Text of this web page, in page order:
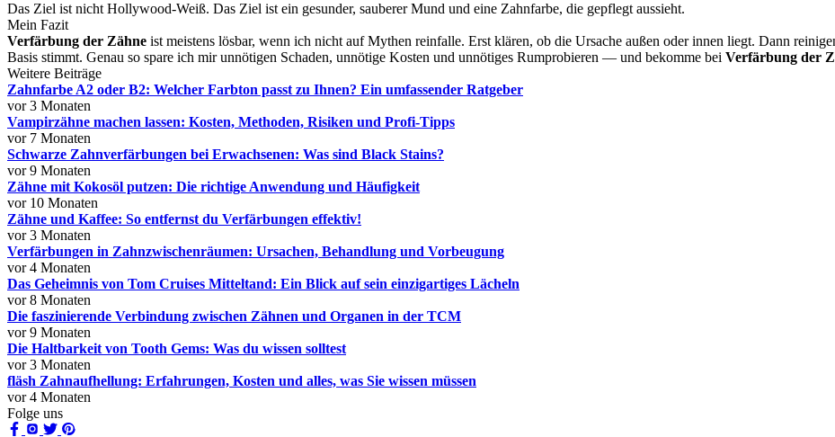
Das Ziel ist nicht Hollywood-Weiß. Das Ziel ist ein gesunder, sauberer Mund und eine Zahnfarbe, die gepflegt aussieht.
Mein Fazit
Verfärbung der Zähne ist meistens lösbar, wenn ich nicht auf Mythen reinfalle. Erst klären, ob die Ursache außen oder innen liegt. Dann
Basis stimmt. Genau so spare ich mir unnötigen Schaden, unnötige Kosten und unnötiges Rumprobieren — und bekomme bei Verfärbung der
Weitere Beiträge
Zahnfarbe A2 oder B2: Welcher Farbton passt zu Ihnen? Ein umfassender Ratgeber
vor 3 Monaten
Vampirzähne machen lassen: Kosten, Methoden, Risiken und Profi-Tipps
vor 7 Monaten
Schwarze Zahnverfärbungen bei Erwachsenen: Was sind Black Stains?
vor 9 Monaten
Zähne mit Kokosöl putzen: Die richtige Anwendung und Häufigkeit
vor 10 Monaten
Zähne und Kaffee: So entfernst du Verfärbungen effektiv!
vor 3 Monaten
Verfärbungen in Zahnzwischenräumen: Ursachen, Behandlung und Vorbeugung
vor 4 Monaten
Das Geheimnis von Tom Cruises Mitteltand: Ein Blick auf sein einzigartiges Lächeln
vor 8 Monaten
Die faszinierende Verbindung zwischen Zähnen und Organen in der TCM
vor 9 Monaten
Die Haltbarkeit von Tooth Gems: Was du wissen solltest
vor 3 Monaten
fläsh Zahnaufhellung: Erfahrungen, Kosten und alles, was Sie wissen müssen
vor 4 Monaten
Folge uns